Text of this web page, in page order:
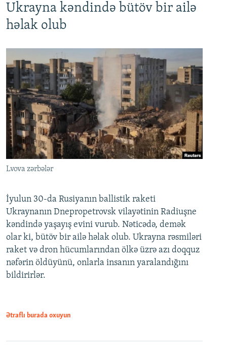
Ukrayna kəndində bütöv bir ailə
həlak olub
Lvova zərbələr
İyulun 30-da Rusiyanın ballistik raketi
Ukraynanın Dnepropetrovsk vilayətinin Radiuşne
kəndində yaşayış evini vurub. Nəticədə, demək
olar ki, bütöv bir ailə həlak olub. Ukrayna rəsmiləri
raket və dron hücumlarından ölkə üzrə azı doqquz
nəfərin öldüyünü, onlarla insanın yaralandığını
bildirirlər.
Ətraflı burada oxuyun